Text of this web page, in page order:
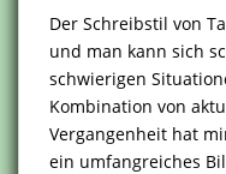
Der Schreibstil von
und man kann sich
schwierigen
Kombination von
Vergangenheit hat
ein umfangreiches